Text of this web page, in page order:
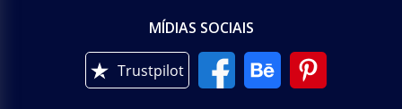
MÍDIAS SOCIAIS
Trustpilot